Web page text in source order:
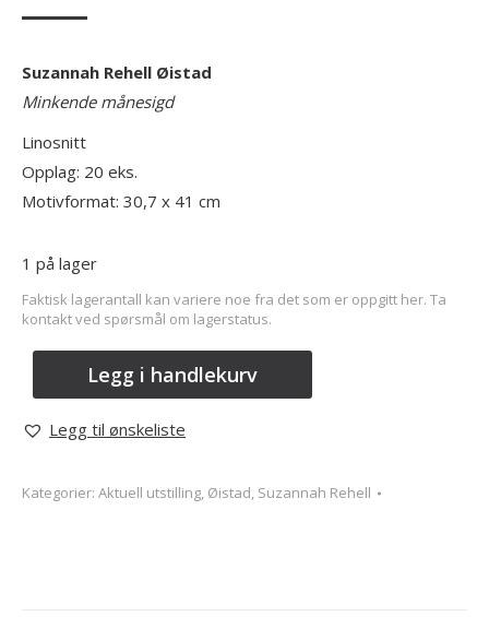
Suzannah Rehell Øistad
Minkende månesigd
Linosnitt
Opplag: 20 eks.
Motivformat: 30,7 x 41 cm
1 på lager
Faktisk lagerantall kan variere noe fra det som er oppgitt her. Ta
kontakt ved spørsmål om lagerstatus.
Legg i handlekurv
Legg til ønskeliste
Kategorier: Aktuell utstilling, Øistad, Suzannah Rehell